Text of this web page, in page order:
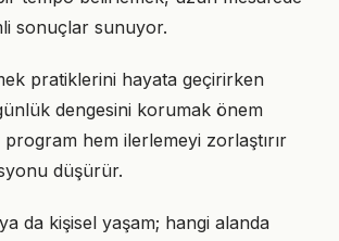
sonuçlar sunuyor.
pratiklerini hayata geçirirken
dengesini korumak önem
program hem ilerlemeyi zorlaştırır
düşürür.
da kişisel yaşam; hangi alanda